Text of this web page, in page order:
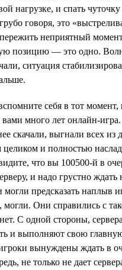
нагрузке, и спать
говоря, это
неприятный
позицию — это одно.
ситуация
себя в тот момент,
много лет онлайн-игра.
скачали, выгнали всех из
и полностью
что вы 100500-й в
и надо грустно ждать
могли предсказать наплыв
могли. Они справились с
С одной стороны, сервера
и выполняют свою
вынуждены ждать в
не только не дает